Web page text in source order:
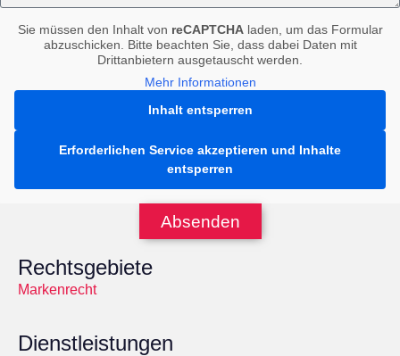
Sie müssen den Inhalt von reCAPTCHAladen, um das Formular
abzuschicken. Bitte beachten Sie, dass dabei Daten mit
Drittanbietern ausgetauscht werden.
Mehr Informationen
Inhalt entsperren
Erforderlichen Service akzeptieren und Inhalte
entsperren
Absenden
Rechtsgebiete
Markenrecht
Dienstleistungen